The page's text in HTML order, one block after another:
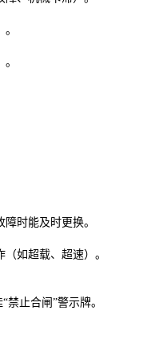
时能及时更换。
如超载、超速）。
止合闸”警示牌。